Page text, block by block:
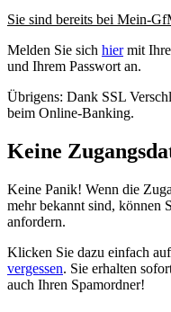
Sie sind bereits bei Mein-
Melden Sie sich hiermit
und Ihrem Passwort an.
Übrigens: Dank SSL
beim Online-Banking.
Keine
Keine Panik! Wenn die
mehr bekannt sind, können
anfordern.
Klicken Sie dazu einfach auf
vergessen. Sie erhalten
auch Ihren Spamordner!